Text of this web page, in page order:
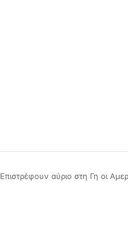
Επιστρέφουν αύριο στη Γη οι